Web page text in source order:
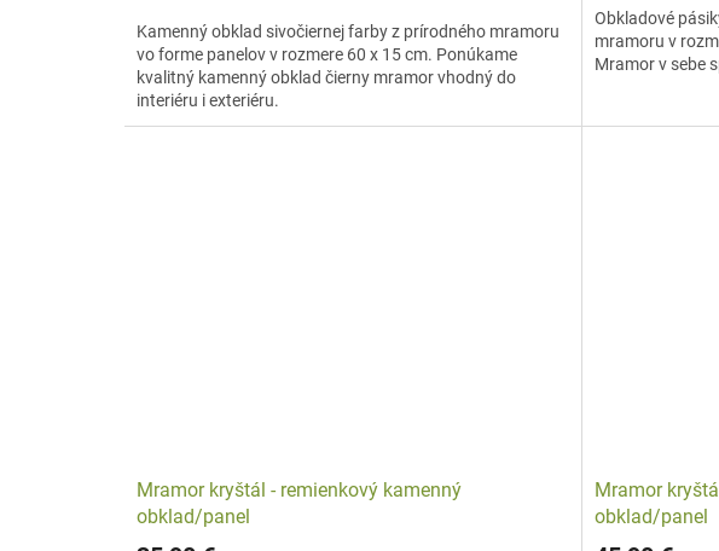
Kamenný obklad sivočiernej farby z prírodného mramoru
vo forme panelov v rozmere 60 x 15 cm. Ponúkame
kvalitný kamenný obklad čierny mramor vhodný do
interiéru i exteriéru.
Obkladové
mramoru v
Mramor v sebe
Mramor kryštál - remienkový kamenný
obklad/panel
Mramor
obklad/panel